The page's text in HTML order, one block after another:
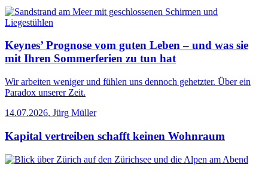
Keynes’ Prognose vom guten Leben – und was sie
mit Ihren Sommerferien zu tun hat
Wir arbeiten weniger und fühlen uns dennoch gehetzter. Über ein
Paradox unserer Zeit.
14.07.2026, Jürg Müller
Kapital vertreiben schafft keinen Wohnraum